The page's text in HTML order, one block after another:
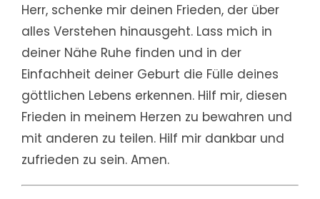
Herr, schenke mir deinen Frieden, der über
alles Verstehen hinausgeht. Lass mich in
deiner Nähe Ruhe finden und in der
Einfachheit deiner Geburt die Fülle deines
göttlichen Lebens erkennen. Hilf mir, diesen
Frieden in meinem Herzen zu bewahren und
mit anderen zu teilen. Hilf mir dankbar und
zufrieden zu sein. Amen.